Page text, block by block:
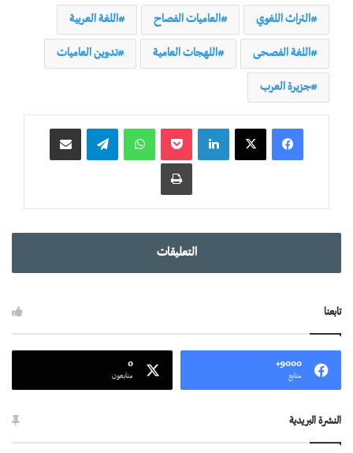
التراث اللغوي العاميات الفصاح اللغة العربية
اللغة الفصحى اللهجات العامية تدوين العاميات
جزيرة العرب
واتساب
التعليقات
تابعنا
9000+
متابع
0
متابعون
النشرة البريدية